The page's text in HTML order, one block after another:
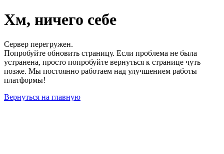
Хм, ничего себе
Сервер перегружен.
Попробуйте обновить страницу. Если проблема не была
устранена, просто попробуйте вернуться к странице чуть
позже. Мы постоянно работаем над улучшением работы
платформы!
Вернуться на главную